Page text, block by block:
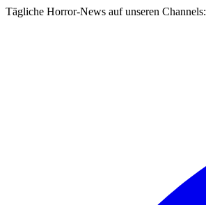
Tägliche Horror-News auf unseren Channels: